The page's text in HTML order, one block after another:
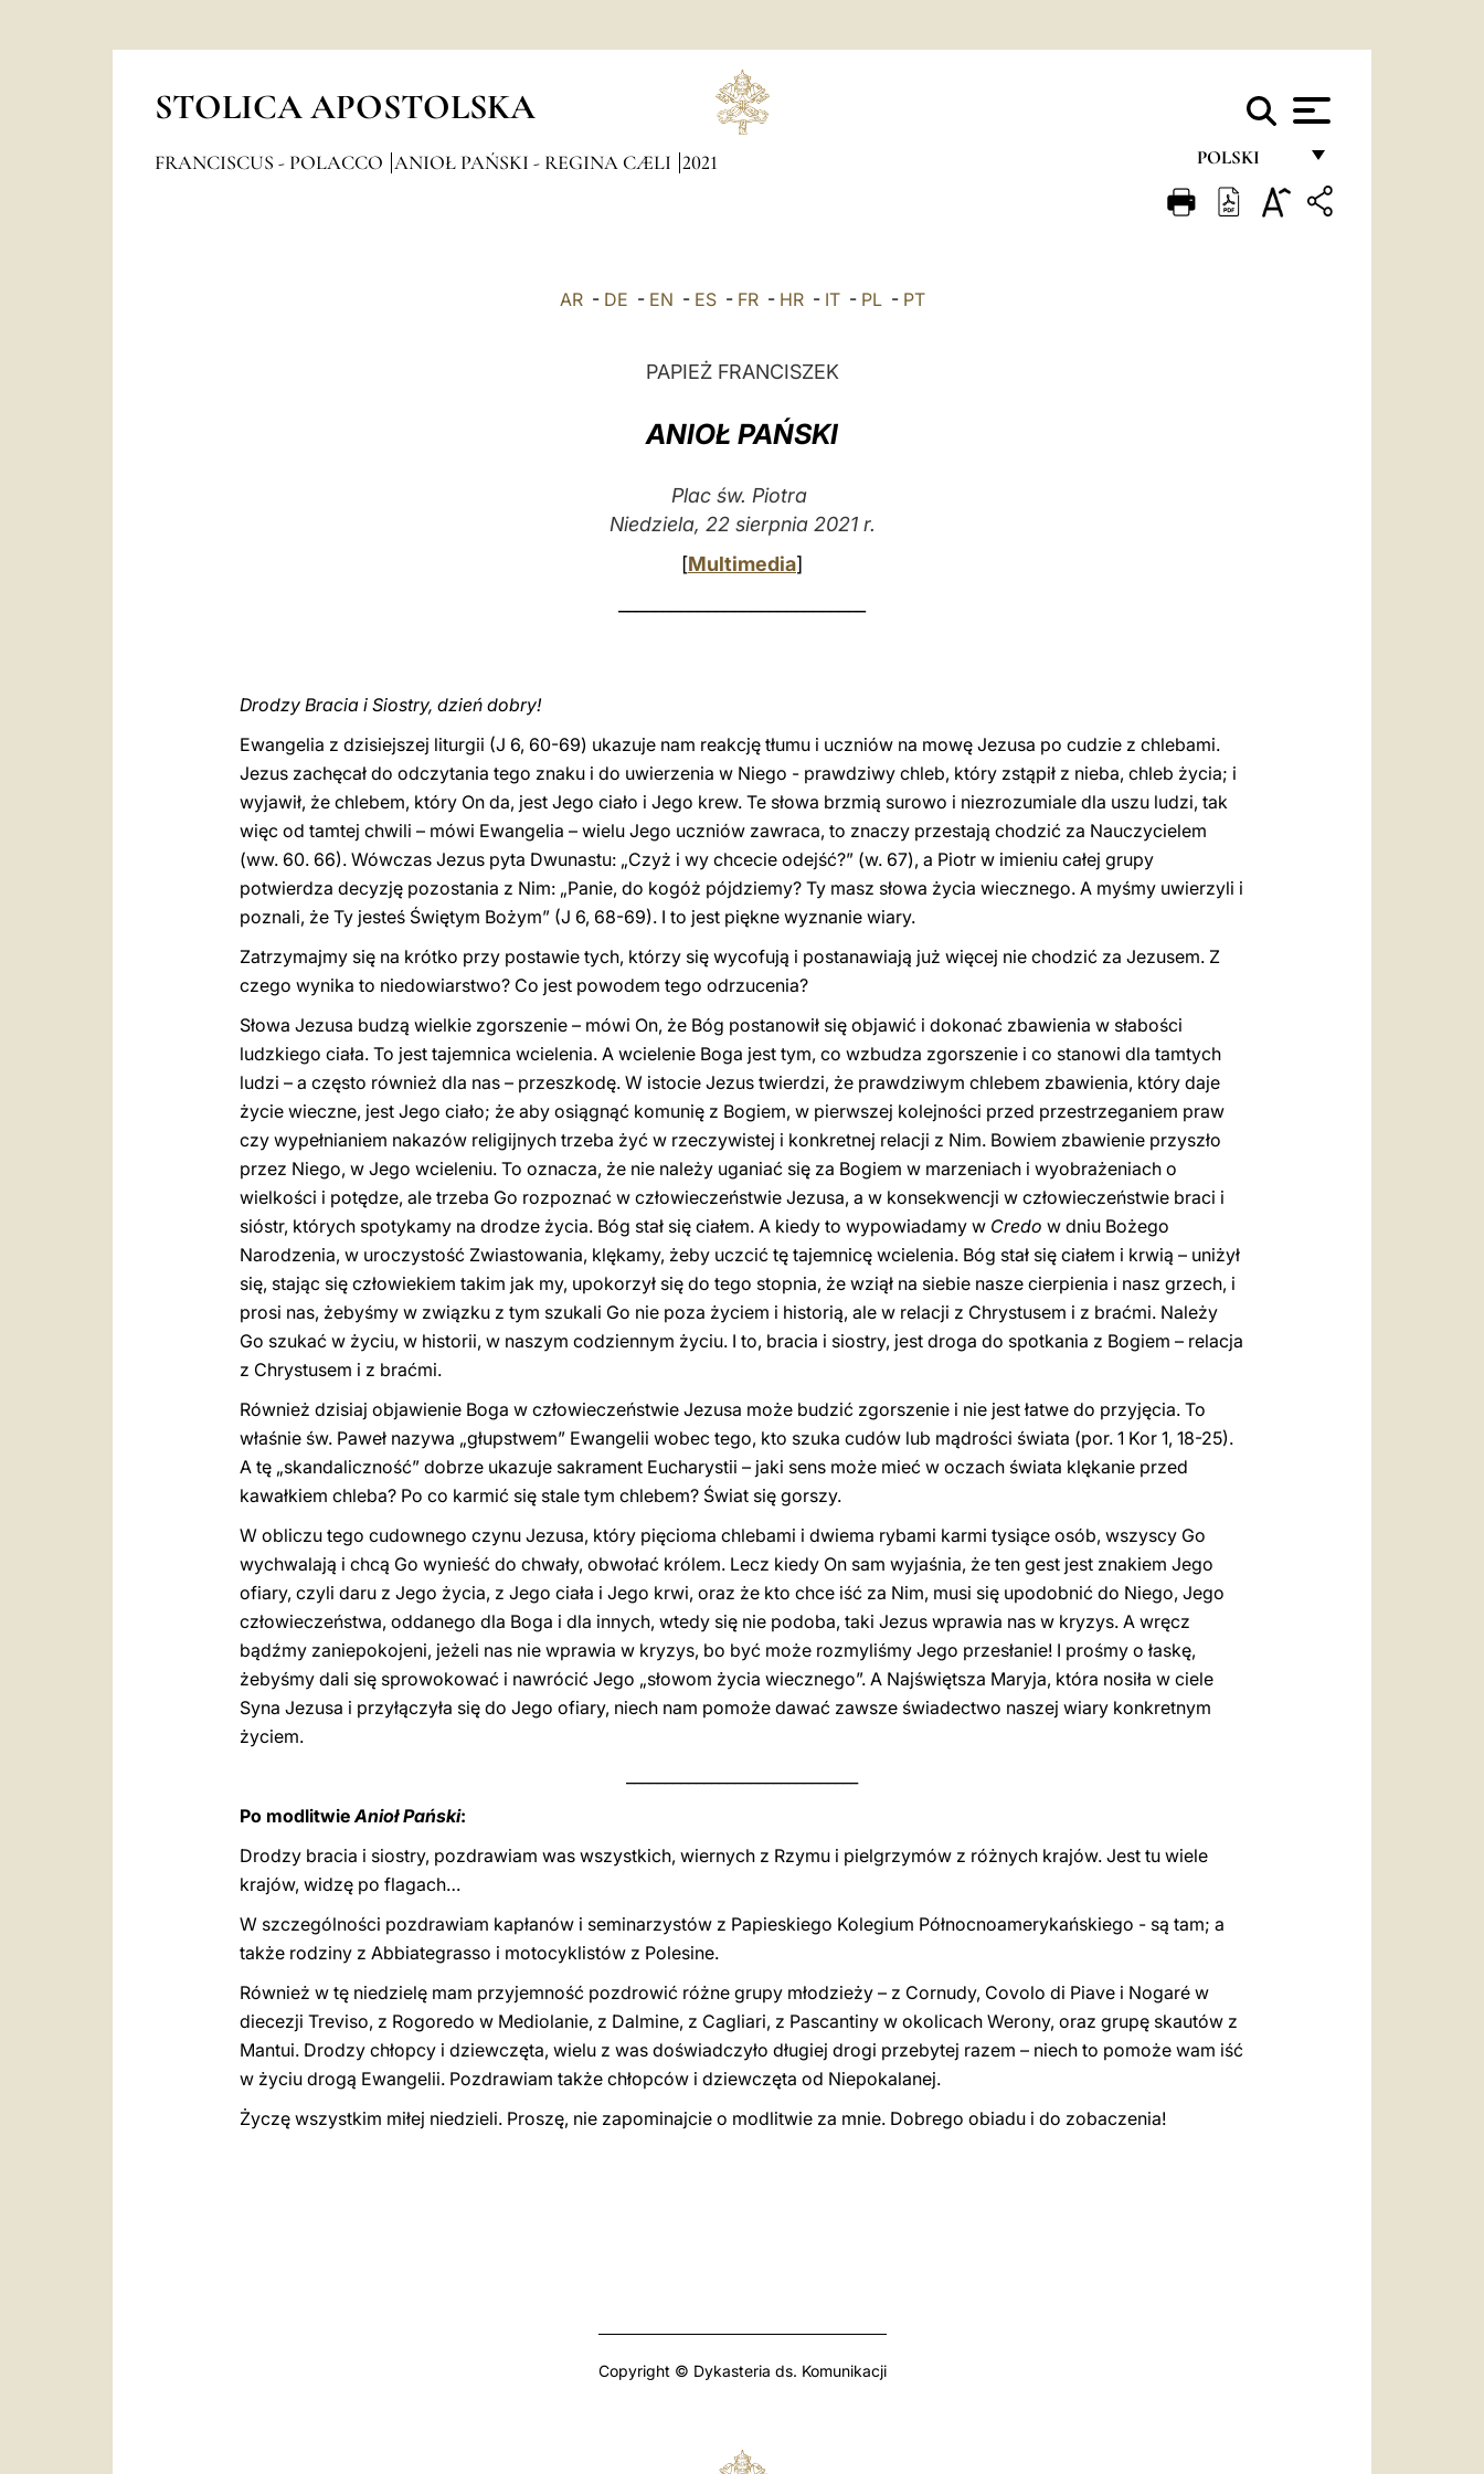
STOLICA APOSTOLSKA
POLSKI
FRANÇAIS
FRANCISCUS - POLACCO ANIOŁ PAŃSKI - REGINA CÆLI 2021
AR- DE - EN - ES- FR- HR- IT- PL- PT
PAPIEŻ FRANCISZEK
ANIOŁ PAŃSKI
Plac św. Piotra
Niedziela, 22 sierpnia 2021 r.
[Multimedia]
Drodzy Bracia i Siostry, dzień dobry!
Ewangelia z dzisiejszej liturgii (J 6, 60-69) ukazuje nam reakcję tłumu i uczniów na mowę Jezusa po cudzie z chlebami.
Jezus zachęcał do odczytania tego znaku i do uwierzenia w Niego - prawdziwy chleb, który zstąpił z nieba, chleb życia; i
wyjawił, że chlebem, który On da, jest Jego ciało i Jego krew. Te słowa brzmią surowo i niezrozumiale dla uszu ludzi, tak
więc od tamtej chwili – mówi Ewangelia – wielu Jego uczniów zawraca, to znaczy przestają chodzić za Nauczycielem
(ww. 60. 66). Wówczas Jezus pyta Dwunastu: „Czyż i wy chcecie odejść?” (w. 67), a Piotr w imieniu całej grupy
potwierdza decyzję pozostania z Nim: „Panie, do kogóż pójdziemy? Ty masz słowa życia wiecznego. A myśmy uwierzyli i
poznali, że Ty jesteś Świętym Bożym” (J 6, 68-69). I to jest piękne wyznanie wiary.
Zatrzymajmy się na krótko przy postawie tych, którzy się wycofują i postanawiają już więcej nie chodzić za Jezusem. Z
czego wynika to niedowiarstwo? Co jest powodem tego odrzucenia?
Słowa Jezusa budzą wielkie zgorszenie – mówi On, że Bóg postanowił się objawić i dokonać zbawienia w słabości
ludzkiego ciała. To jest tajemnica wcielenia. A wcielenie Boga jest tym, co wzbudza zgorszenie i co stanowi dla tamtych
ludzi – a często również dla nas – przeszkodę. W istocie Jezus twierdzi, że prawdziwym chlebem zbawienia, który daje
życie wieczne, jest Jego ciało; że aby osiągnąć komunię z Bogiem, w pierwszej kolejności przed przestrzeganiem praw
czy wypełnianiem nakazów religijnych trzeba żyć w rzeczywistej i konkretnej relacji z Nim. Bowiem zbawienie przyszło
przez Niego, w Jego wcieleniu. To oznacza, że nie należy uganiać się za Bogiem w marzeniach i wyobrażeniach o
wielkości i potędze, ale trzeba Go rozpoznać w człowieczeństwie Jezusa, a w konsekwencji w człowieczeństwie braci i
sióstr, których spotykamy na drodze życia. Bóg stał się ciałem. A kiedy to wypowiadamy w Credo w dniu Bożego
Narodzenia, w uroczystość Zwiastowania, klękamy, żeby uczcić tę tajemnicę wcielenia. Bóg stał się ciałem i krwią – uniżył
się, stając się człowiekiem takim jak my, upokorzył się do tego stopnia, że wziął na siebie nasze cierpienia i nasz grzech, i
prosi nas, żebyśmy w związku z tym szukali Go nie poza życiem i historią, ale w relacji z Chrystusem i z braćmi. Należy
Go szukać w życiu, w historii, w naszym codziennym życiu. I to, bracia i siostry, jest droga do spotkania z Bogiem – relacja
z Chrystusem i z braćmi.
Również dzisiaj objawienie Boga w człowieczeństwie Jezusa może budzić zgorszenie i nie jest łatwe do przyjęcia. To
właśnie św. Paweł nazywa „głupstwem” Ewangelii wobec tego, kto szuka cudów lub mądrości świata (por. 1 Kor 1, 18-25).
A tę „skandaliczność” dobrze ukazuje sakrament Eucharystii – jaki sens może mieć w oczach świata klękanie przed
kawałkiem chleba? Po co karmić się stale tym chlebem? Świat się gorszy.
W obliczu tego cudownego czynu Jezusa, który pięcioma chlebami i dwiema rybami karmi tysiące osób, wszyscy Go
wychwalają i chcą Go wynieść do chwały, obwołać królem. Lecz kiedy On sam wyjaśnia, że ten gest jest znakiem Jego
ofiary, czyli daru z Jego życia, z Jego ciała i Jego krwi, oraz że kto chce iść za Nim, musi się upodobnić do Niego, Jego
człowieczeństwa, oddanego dla Boga i dla innych, wtedy się nie podoba, taki Jezus wprawia nas w kryzys. A wręcz
bądźmy zaniepokojeni, jeżeli nas nie wprawia w kryzys, bo być może rozmyliśmy Jego przesłanie! I prośmy o łaskę,
żebyśmy dali się sprowokować i nawrócić Jego „słowom życia wiecznego”. A Najświętsza Maryja, która nosiła w ciele
Syna Jezusa i przyłączyła się do Jego ofiary, niech nam pomoże dawać zawsze świadectwo naszej wiary konkretnym
życiem.
Po modlitwieAnioł Pański:
Drodzy bracia i siostry, pozdrawiam was wszystkich, wiernych z Rzymu i pielgrzymów z różnych krajów. Jest tu wiele
krajów, widzę po flagach…
W szczególności pozdrawiam kapłanów i seminarzystów z Papieskiego Kolegium Północnoamerykańskiego - są tam; a
także rodziny z Abbiategrasso i motocyklistów z Polesine.
Również w tę niedzielę mam przyjemność pozdrowić różne grupy młodzieży – z Cornudy, Covolo di Piave i Nogaré w
diecezji Treviso, z Rogoredo w Mediolanie, z Dalmine, z Cagliari, z Pascantiny w okolicach Werony, oraz grupę skautów z
Mantui. Drodzy chłopcy i dziewczęta, wielu z was doświadczyło długiej drogi przebytej razem – niech to pomoże wam iść
w życiu drogą Ewangelii. Pozdrawiam także chłopców i dziewczęta od Niepokalanej.
Życzę wszystkim miłej niedzieli. Proszę, nie zapominajcie o modlitwie za mnie. Dobrego obiadu i do zobaczenia!
Copyright © Dykasteria ds. Komunikacji